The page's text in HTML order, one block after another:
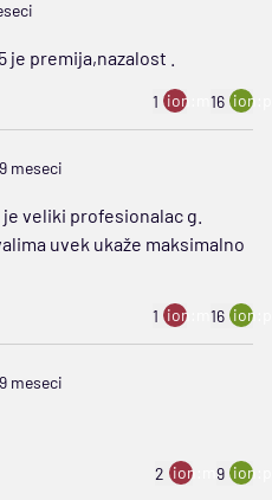
je premija,nazalost .
1 ion:minus
16
meseci
veliki profesionalac g.
uvek ukaže maksimalno
1 ion:minus
16
meseci
2 ion:minus
9